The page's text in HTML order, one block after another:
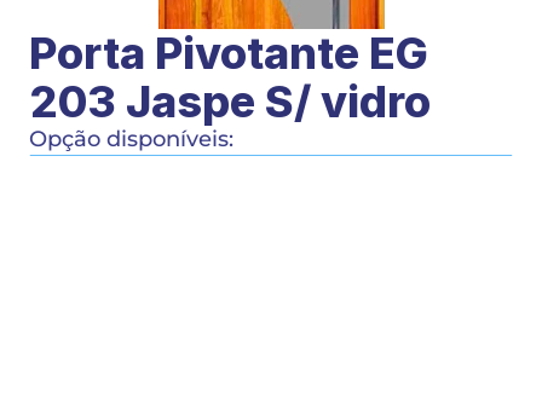
Porta Pivotante EG
203 Jaspe S/ vidro
Opção disponíveis: